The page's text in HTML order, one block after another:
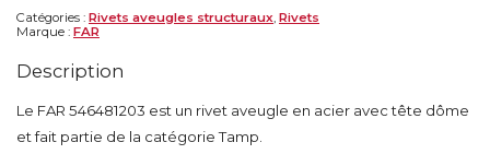
Catégories : Rivets aveugles structuraux, Rivets
Marque : FAR
Description
Le FAR 546481203 est un rivet aveugle en acier avec tête dôme
et fait partie de la catégorie Tamp.